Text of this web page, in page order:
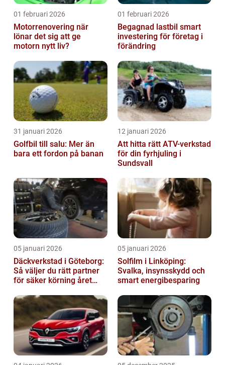
01 februari 2026
Motorrenovering när
lönar det sig att ge
motorn nytt liv?
01 februari 2026
Begagnad lastbil smart
investering för företag i
förändring
31 januari 2026
Golfbil till salu: Mer än
bara ett fordon på banan
12 januari 2026
Att hitta rätt ATV-verkstad
för din fyrhjuling i
Sundsvall
05 januari 2026
Däckverkstad i Göteborg:
Så väljer du rätt partner
för säker körning året
05 januari 2026
Solfilm i Linköping:
Svalka, insynsskydd och
smart energibesparing